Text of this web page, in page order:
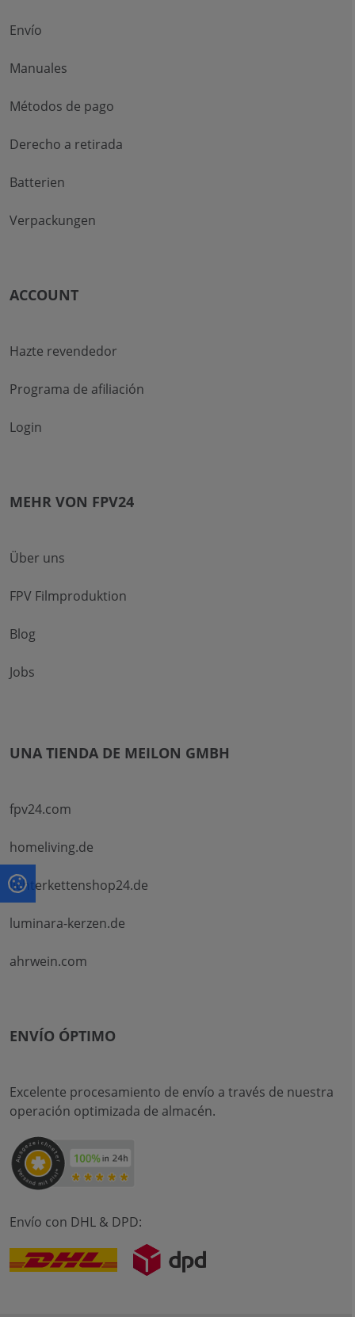
Envío
Manuales
Métodos de pago
Derecho a retirada
Batterien
Verpackungen
ACCOUNT
Hazte revendedor
Programa de afiliación
Login
MEHR VON FPV24
Über uns
FPV Filmproduktion
Blog
Jobs
UNA TIENDA DE MEILON GMBH
fpv24.com
homeliving.de
lichterkettenshop24.de
luminara-kerzen.de
ahrwein.com
ENVÍO ÓPTIMO
Excelente procesamiento de envío a través de nuestra
operación optimizada de almacén.
Envío con DHL & DPD: